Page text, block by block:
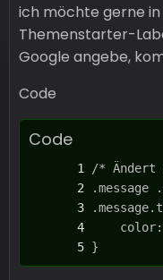
ich möchte gerne in
Themenstarter-
Google angebe,
Code
Code
}